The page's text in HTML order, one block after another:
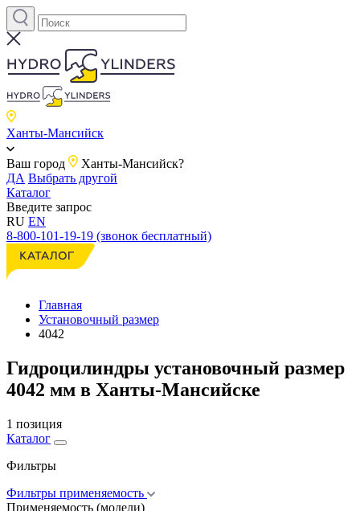
Ханты-Мансийск
Ваш город
Ханты-Мансийск?
ДА Выбрать другой
Каталог
Введите запрос
RU EN
8-800-101-19-19 (звонок бесплатный)
Главная
Установочный размер
4042
Гидроцилиндры установочный размер
4042 мм в Ханты-Мансийске
1 позиция
Каталог
Фильтры
Фильтры применяемость
Применяемость (модели)